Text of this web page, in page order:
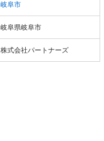
岐阜市
岐阜県岐阜市
株式会社パートナーズ